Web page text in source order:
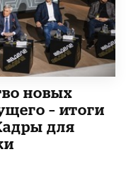
новых
– итоги
для